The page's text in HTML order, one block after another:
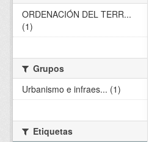
ORDENACIÓN DEL TERR...
(1)
Grupos
Urbanismo e infraes... (1)
Etiquetas